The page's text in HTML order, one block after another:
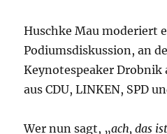
Huschke Mau moderiert
Podiumsdiskussion, an
Keynotespeaker
aus CDU, LINKEN, SPD
Wer nun sagt, „ach, das